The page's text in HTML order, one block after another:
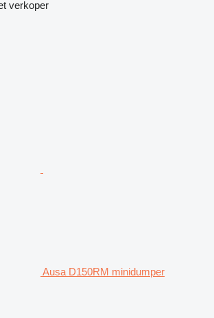
verkoper
Ausa D150RM minidumper